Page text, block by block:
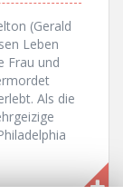
(Gerald
Leben
Frau und
Als die